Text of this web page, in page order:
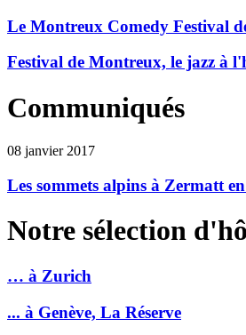
Le Montreux Comedy Festival
Festival de Montreux, le jazz à
Communiqués
08 janvier 2017
Les sommets alpins à Zermatt
Notre sélection
… à Zurich
... à Genève, La Réserve